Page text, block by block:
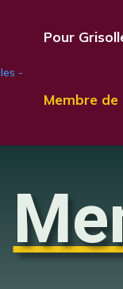
Pour
Membre